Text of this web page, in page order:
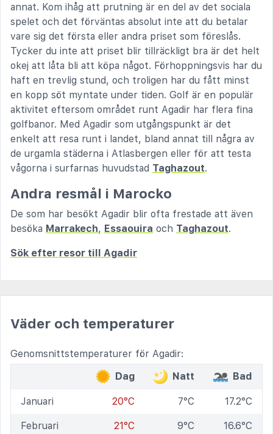
annat. Kom ihåg att prutning är en del av det sociala
spelet och det förväntas absolut inte att du betalar
vare sig det första eller andra priset som föreslås.
Tycker du inte att priset blir tillräckligt bra är det helt
okej att låta bli att köpa något. Förhoppningsvis har du
haft en trevlig stund, och troligen har du fått minst
en kopp söt mynta­te under tiden. Golf är en populär
aktivitet eftersom området runt Agadir har flera fina
golfbanor. Med Agadir som utgångspunkt är det
enkelt att resa runt i landet, bland annat till några av
de urgamla städerna i Atlasbergen eller för att testa
vågorna i surfarnas huvudstad Taghazout.
Andra resmål i Marocko
De som har besökt Agadir blir ofta frestade att även
besöka Marrakech, Essaouira och Taghazout.
Sök efter resor till Agadir
Väder och temperaturer
Genomsnittstemperaturer för Agadir:
Dag
Natt Bad
Januari 20°C 7°C 17.2°C
Februari 21°C 9°C 16.6°C